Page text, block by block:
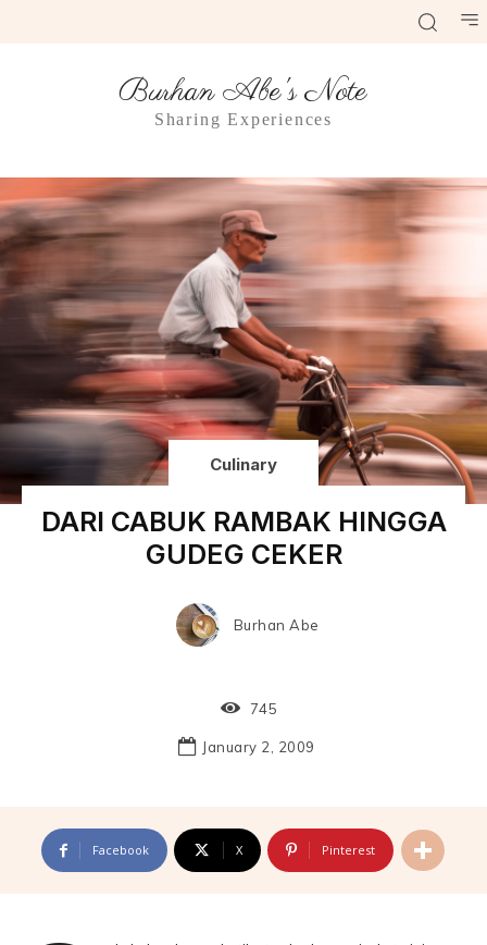
Burhan Abe's Note
Sharing Experiences
Culinary
DARI CABUK RAMBAK HINGGA
GUDEG CEKER
Burhan Abe
745
January 2, 2009
Facebook X Pinterest